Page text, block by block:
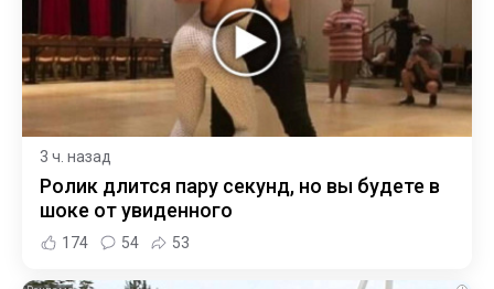
3 ч. назад
Ролик длится пару секунд, но вы будете в
шоке от увиденного
174 54 53